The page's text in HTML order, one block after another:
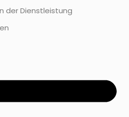
der Dienstleistung